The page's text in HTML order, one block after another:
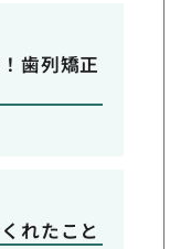
歯列矯正
れたこと